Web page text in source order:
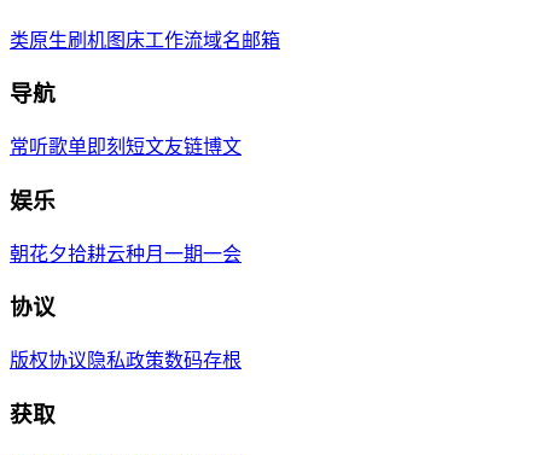
类原生刷机图床工作流域名邮箱
导航
常听歌单即刻短文友链博文
娱乐
朝花夕拾耕云种月 一期一会
协议
版权协议 隐私政策数码存根
获取